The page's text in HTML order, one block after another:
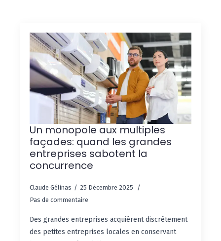
Un monopole aux multiples
façades: quand les grandes
entreprises sabotent la
concurrence
Claude Gélinas
25 Décembre 2025
Pas de commentaire
Des grandes entreprises acquièrent discrètement
des petites entreprises locales en conservant